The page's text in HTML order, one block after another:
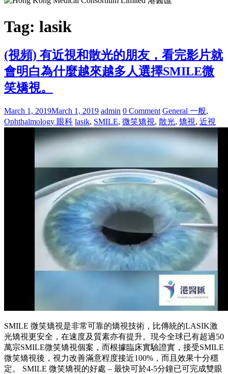
Tag: lasik
(視頻) 有近視和散光的朋友，看完影片就
會明白為什麼越來越多人選擇SMILE微
笑矯視。
March 1, 2019March 1, 2019 admin 0 Comment General 一般,
Ophthalmology 眼科 lasik, SMILE, 微笑矯視, 散光, 矯視, 近視
SMILE 微笑矯視是非常可靠的矯視技術，比傳統的LASIK激
光矯視更安全，在速度及質素亦有提升。現今全球已有超過50
萬宗SMILE微笑矯視個案，而根據臨床實驗證實，接受SMILE
微笑矯視後，視力改善滿意程度接近100%，而且效果十分穩
定。 SMILE 微笑矯視的好處 – 最快可於4-5分鐘已可完成雙眼